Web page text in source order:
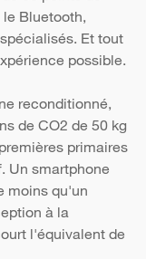
Bluetooth,
Et tout
possible.
reconditionné,
de CO2 de 50 kg
primaires
Un smartphone
moins qu'un
à la
l'équivalent de